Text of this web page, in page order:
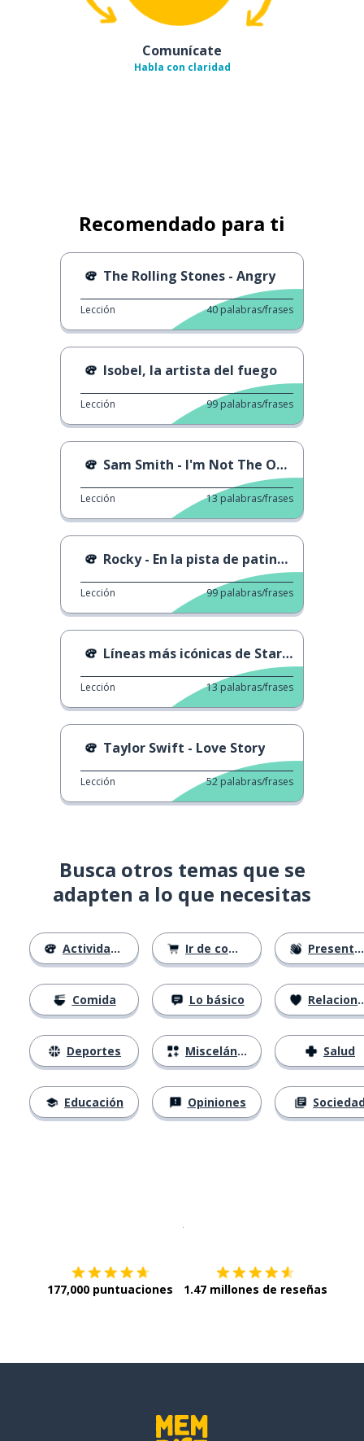
Comunícate
Habla con claridad
Recomendado para ti
The Rolling Stones - Angry
Lección 40 palabras/frases
Isobel, la artista del fuego
Lección 99 palabras/frases
Sam Smith - I'm Not The Only One
Lección 13 palabras/frases
Rocky - En la pista de patinaje
Lección 99 palabras/frases
Líneas más icónicas de Star Wars
Lección 13 palabras/frases
Taylor Swift - Love Story
Lección 52 palabras/frases
Busca otros temas que se
adapten a lo que necesitas
Actividades
Comida
Deportes
Educación
Ir de compras
Lo básico
Misceláneo
Opiniones
Presentándose
Relaciones
Salud
177,000 puntuaciones 1.47 millones de reseñas